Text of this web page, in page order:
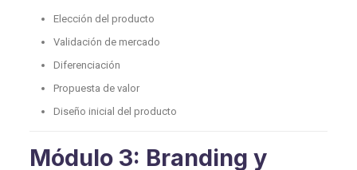
Elección del producto
Validación de mercado
Diferenciación
Propuesta de valor
Diseño inicial del producto
Módulo 3: Branding y